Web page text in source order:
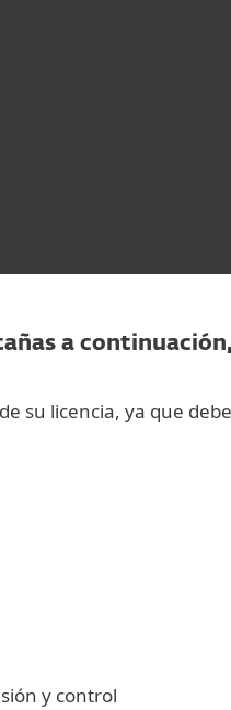
a
su licencia, ya que
y control